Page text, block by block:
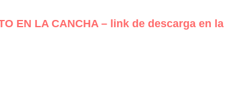
EN LA CANCHA – link de descarga en la